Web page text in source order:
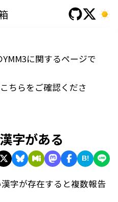
に関するページで
こちらをご確認くださ
字がある
B!
字が存在すると複数報告